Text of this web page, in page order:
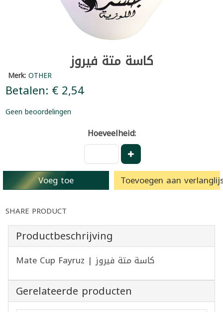
كاسة متة فيروز
Merk:OTHER
Betalen: € 2,54
Geen beoordelingen
Hoeveelheid:
Voeg toe Toevoegen aan
SHARE PRODUCT
Productbeschrijving
Mate Cup Fayruz | كاسة متة فيروز
Gerelateerde producten